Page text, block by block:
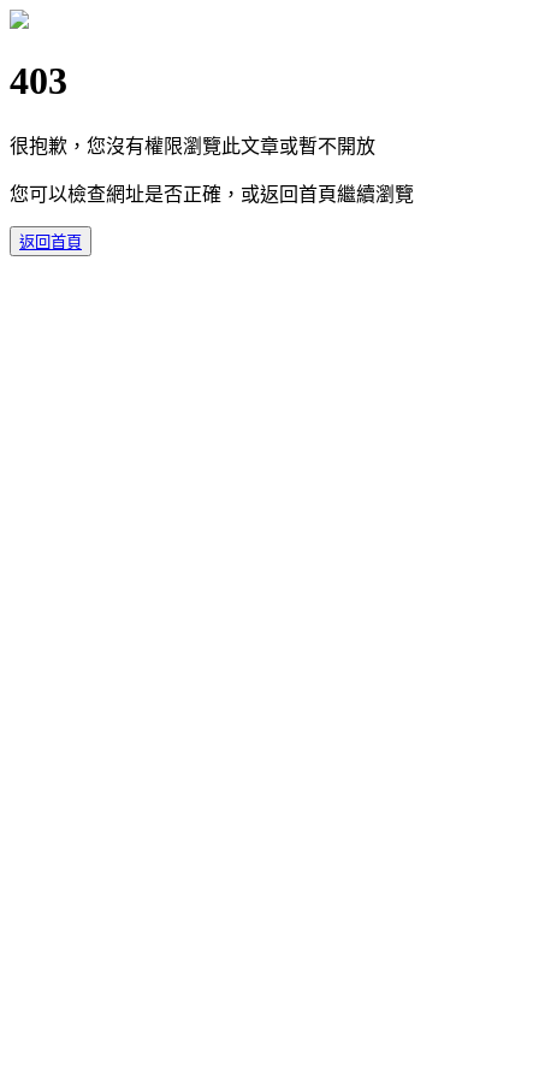
403
很抱歉，您沒有權限瀏覽此文章或暫不開放
您可以檢查網址是否正確，或返回首頁繼續瀏覽
返回首頁